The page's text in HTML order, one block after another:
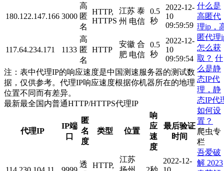
180.122.147.166 3000
高
匿
名
HTTP,
HTTPS
江苏 泰
州 电信
0.5
秒
2022-12-
10
09:59:59
117.64.234.171 1133
高
匿
名
HTTP
安徽 合
肥 电信
0.5
秒
2022-12-
10
09:59:54
注：表中代理IP的响应速度是中国测速服务器的测试数
据，仅供参考。代理IP响应速度根据你机器所在的地理
位置不同而有差异。
最新最全国内普通HTTP/HTTPS代理IP
代理IP
IP端
口
匿
名
度
类型 位置
响
应
速
度
最后验证
时间
透
HTTP,
江苏
2022-12-
什么是
高匿代
理ip，
匿代理
怎么获
取？ 什
么是静
态IP代
理，静
态IP代
如何设
置？
爬虫专
栏
吾爱破
解 2023